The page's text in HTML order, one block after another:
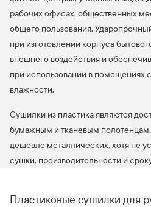
рабочих офисах, общественных
общего пользования.
при изготовлении корпуса
внешнего воздействия и
при использовании в помещениях
влажности.
Сушилки из пластика являются
бумажным и тканевым
дешевле металлических, хотя не
сушки, производительности и
Пластиковые сушилки для